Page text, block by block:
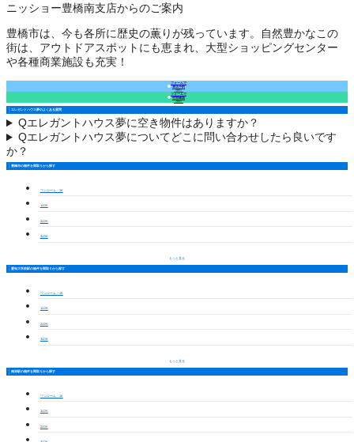
ニッショー豊橋南支店からのご案内
豊橋市は、今も各所に歴史の薫りが残っています。自然豊かなこの
街は、アウトドアスポットにも恵まれ、大型ショッピングセンター
や各種商業施設も充実！
フォームで
来店予約
（無料）
フォームで
空室確認
（無料）
エレガントハウス夢のよくある質問
Qエレガントハウス夢に空き物件はありますか？
Qエレガントハウス夢についてどこに問い合わせしたら良いです
か？
豊橋市の物件を間取りから探す
ワンルーム・1K
1LDK
2LDK
3LDK
もっと見る
愛知大学前駅の物件を間取りから探す
ワンルーム・1K
1LDK
2LDK
3LDK
もっと見る
南栄駅の物件を間取りから探す
ワンルーム・1K
1LDK
2LDK